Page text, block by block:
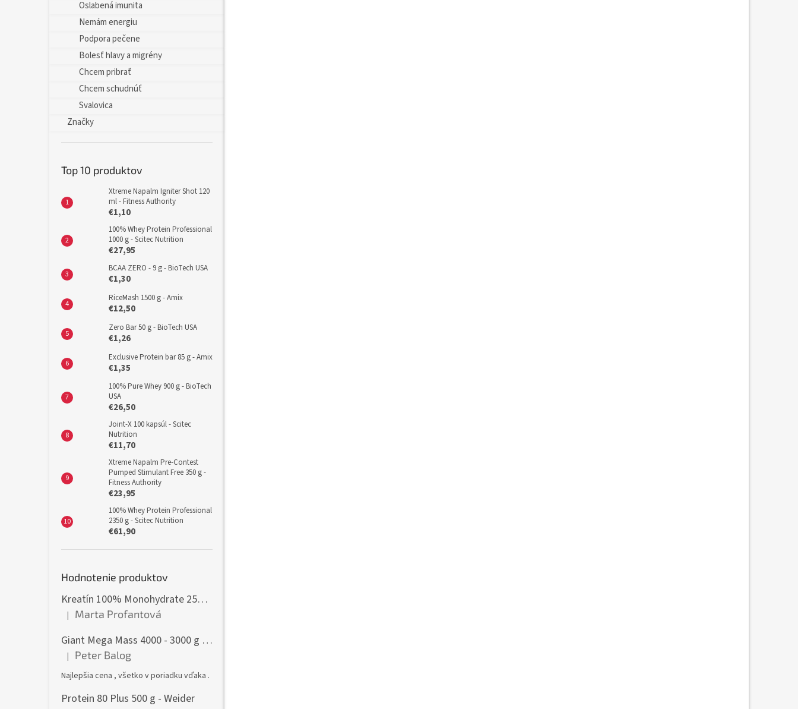
Oslabená imunita
Nemám energiu
Podpora pečene
Bolesť hlavy a migrény
Chcem pribrať
Chcem schudnúť
Svalovica
Značky
Top 10 produktov
Xtreme Napalm Igniter Shot 120
ml - Fitness Authority
€1,10
100% Whey Protein Professional
1000 g - Scitec Nutrition
€27,95
BCAA ZERO - 9 g - BioTech USA
€1,30
RiceMash 1500 g - Amix
€12,50
Zero Bar 50 g - BioTech USA
€1,26
Exclusive Protein bar 85 g - Amix
€1,35
100% Pure Whey 900 g - BioTech
USA
€26,50
Joint-X 100 kapsúl - Scitec
Nutrition
€11,70
Xtreme Napalm Pre-Contest
Pumped Stimulant Free 350 g -
Fitness Authority
€23,95
100% Whey Protein Professional
2350 g - Scitec Nutrition
€61,90
Hodnotenie produktov
Kreatín 100% Monohydrate 250 g - GymBeam
Hodnotenie produktu je 5 z 5 hviezdičiek.
| Marta Profantová
Giant Mega Mass 4000 - 3000 g - Weider
Hodnotenie produktu je 5 z 5 hviezdičiek.
| Peter Balog
Najlepšia cena , všetko v poriadku vďaka .
Protein 80 Plus 500 g - Weider